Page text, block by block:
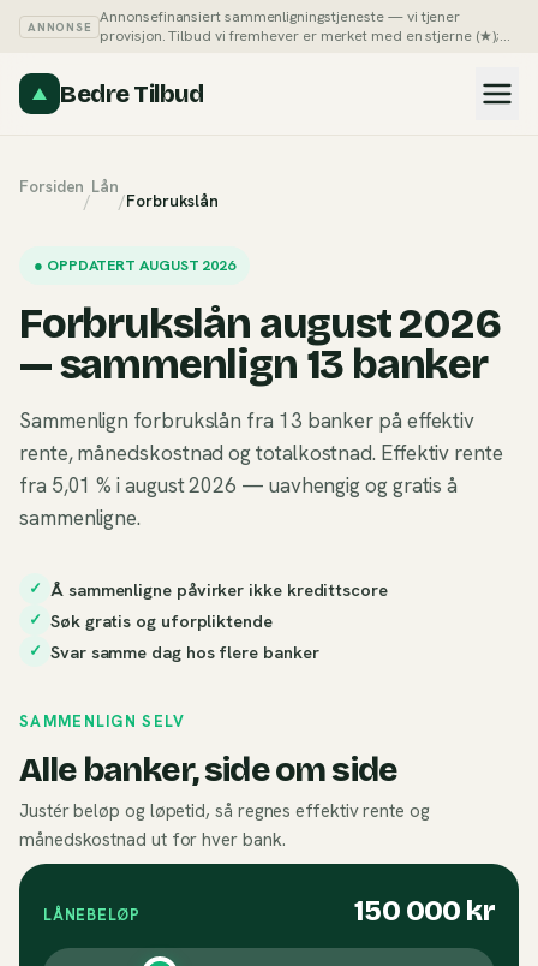
ANNONSE
Annonsefinansiert sammenligningstjeneste — vi tjener
provisjon. Tilbud vi fremhever er merket med en stjerne (★);
Bedre Tilbud
Forsiden
/
Lån
/Forbrukslån
● OPPDATERT AUGUST 2026
Forbrukslån august 2026
— sammenlign 13 banker
Sammenlign forbrukslån fra 13 banker på effektiv
rente, månedskostnad og totalkostnad. Effektiv rente
fra 5,01 % i august 2026 — uavhengig og gratis å
sammenligne.
✓ Å sammenligne påvirker ikke kredittscore
✓ Søk gratis og uforpliktende
✓ Svar samme dag hos flere banker
SAMMENLIGN SELV
Alle banker, side om side
Justér beløp og løpetid, så regnes effektiv rente og
månedskostnad ut for hver bank.
LÅNEBELØP 150 000 kr